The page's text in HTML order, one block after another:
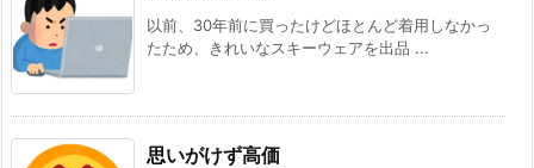
以前、30年前に買ったけどほとんど着用しなかっ
たため、きれいなスキーウェアを出品 ...
思いがけず高価